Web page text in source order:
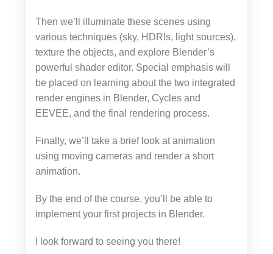
Then we’ll illuminate these scenes using
various techniques (sky, HDRIs, light sources),
texture the objects, and explore Blender’s
powerful shader editor. Special emphasis will
be placed on learning about the two integrated
render engines in Blender, Cycles and
EEVEE, and the final rendering process.
Finally, we’ll take a brief look at animation
using moving cameras and render a short
animation.
By the end of the course, you’ll be able to
implement your first projects in Blender.
I look forward to seeing you there!